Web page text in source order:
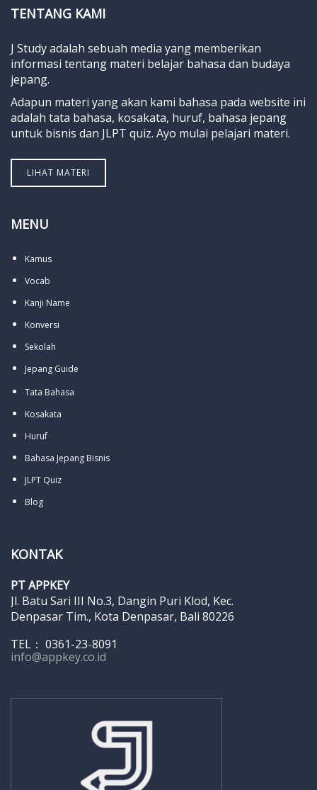
TENTANG KAMI
J Study adalah sebuah media yang memberikan
informasi tentang materi belajar bahasa dan budaya
jepang.
Adapun materi yang akan kami bahasa pada website ini
adalah tata bahasa, kosakata, huruf, bahasa jepang
untuk bisnis dan JLPT quiz. Ayo mulai pelajari materi.
LIHAT MATERI
MENU
Kamus
Vocab
Kanji Name
Konversi
Sekolah
Jepang Guide
Tata Bahasa
Kosakata
Huruf
Bahasa Jepang Bisnis
JLPT Quiz
Blog
KONTAK
PT APPKEY
Jl. Batu Sari III No.3, Dangin Puri Klod, Kec.
Denpasar Tim., Kota Denpasar, Bali 80226
TEL： 0361-23-8091
info@appkey.co.id